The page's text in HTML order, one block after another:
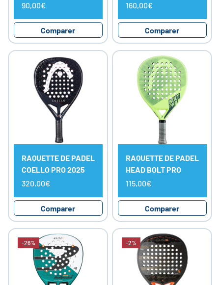
90,00€
Comparer
160,00€
Comparer
RAQUETTE DE PADEL
COELLO PRO 2025
320,00€
Comparer
RAQUETTE DE PADEL
HEAD BOLT PRO
115,00€
Comparer
-26% -2%